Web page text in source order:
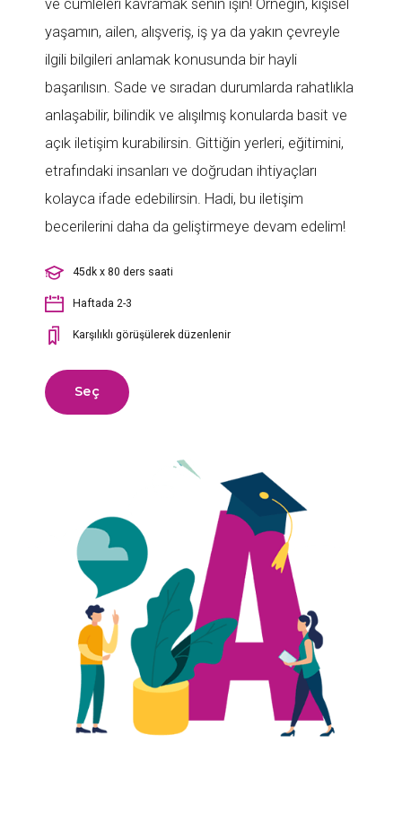
ve cümleleri kavramak senin işin! Örneğin, kişisel
yaşamın, ailen, alışveriş, iş ya da yakın çevreyle
ilgili bilgileri anlamak konusunda bir hayli
başarılısın. Sade ve sıradan durumlarda rahatlıkla
anlaşabilir, bilindik ve alışılmış konularda basit ve
açık iletişim kurabilirsin. Gittiğin yerleri, eğitimini,
etrafındaki insanları ve doğrudan ihtiyaçları
kolayca ifade edebilirsin. Hadi, bu iletişim
becerilerini daha da geliştirmeye devam edelim!
45dk x 80 ders saati
Haftada 2-3
Karşılıklı görüşülerek düzenlenir
Seç